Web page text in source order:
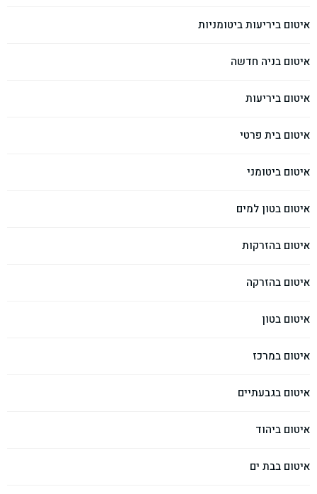
איטום ביריעות ביטומניות
איטום בניה חדשה
איטום ביריעות
איטום בית פרטי
איטום ביטומני
איטום בטון למים
איטום בהזרקות
איטום בהזרקה
איטום בטון
איטום במרכז
איטום בגבעתיים
איטום ביהוד
איטום בבת ים